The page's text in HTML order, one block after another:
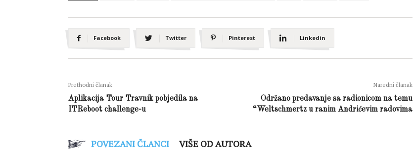
Facebook Twitter Pinterest Linkedin
Prethodni članak
Aplikacija Tour Travnik pobjedila na
ITReboot challenge-u
Naredni članak
Održano predavanje sa radionicom na temu
“Weltschmertz u ranim Andrićevim radovima
POVEZANI ČLANCI VIŠE OD AUTORA